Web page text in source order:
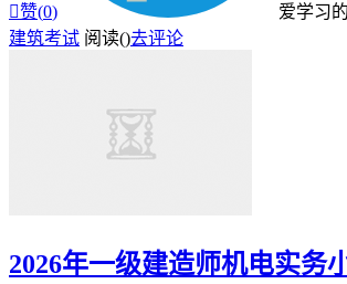
赞(0) 爱学习
建筑考试 阅读()去评论
2026年一级建造师机电实务